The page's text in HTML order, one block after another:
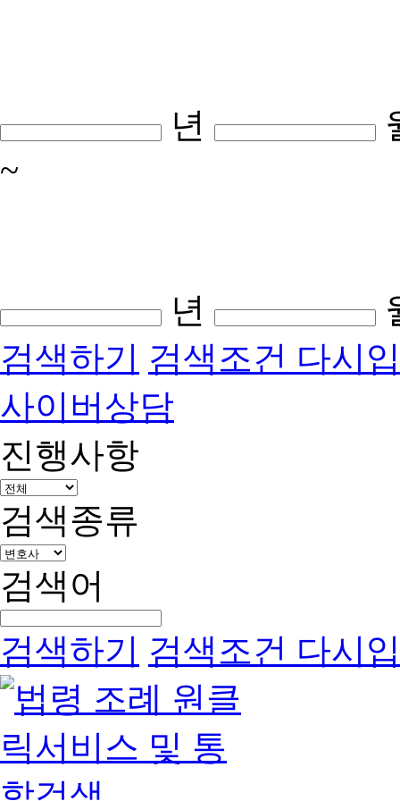
년
~
년
검색하기 검색조건 다시
사이버상담
진행사항
검색종류
검색어
검색하기 검색조건 다시